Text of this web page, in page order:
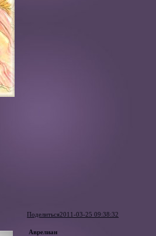
Поделиться2011-03-25 09:38:32
Аврелиан